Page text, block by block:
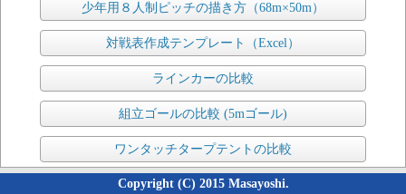
少年用８人制ピッチの描き方（68m×50m）
対戦表作成テンプレート（Excel）
ラインカーの比較
組立ゴールの比較 (5mゴール)
ワンタッチタープテントの比較
Copyright (C) 2015 Masayoshi.